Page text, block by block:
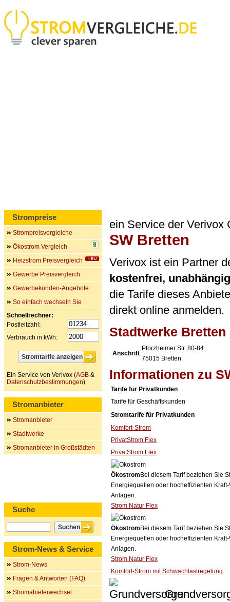
ein Service der Verivox
SW Bretten
Verivox ist ein Partner
kostenfrei,
die Tarife dieses
direkt online anmelden.
Stadtwerke Bretten
Anschrift
Pforzheimer Str. 80-84
75015 Bretten
Informationen zu
Tarife für Privatkunden
Tarife für Geschäftskunden
Stromtarife für Privatkunden
Komfort-Strom
PrivatStrom Flex
PrivatStrom Flex
Ökostrom Bei diesem Tarif beziehen Sie
Energiequellen oder hocheffizienten
Anlagen.
Strom Natur Flex
Ökostrom Bei diesem Tarif beziehen Sie
Energiequellen oder hocheffizienten
Anlagen.
Strom Natur Flex
Komfort-Strom mit Schwachlastregelung
Strompreise
Strompreisvergleiche
Ökostrom Vergleich
Heizstrom Preisvergleich
Gewerbe Preisvergleich
Gewerbekunden-Angebote
So einfach wechseln Sie
Schnellrechner:
Postleitzahl:
Verbrauch in kWh:
Ein Service von Verivox (AGB &
Datenschutzbestimmungen).
Stromanbieter
Stromanbieter
Stadtwerke
Stromanbieter in Großstädten
Suche
Strom-News & Service
Strom-News
Fragen & Antworten (FAQ)
Stromabieterwechsel